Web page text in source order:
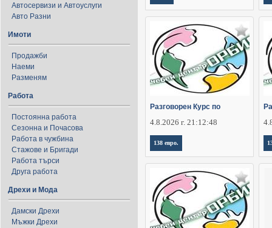
Автосервизи и Автоуслуги
Авто Разни
Имоти
Продажби
Наеми
Разменям
Работа
Постоянна работа
Сезонна и Почасова
Работа в чужбина
Стажове и Бригади
Работа търси
Друга работа
Дрехи и Мода
Дамски Дрехи
Мъжки Дрехи
Разговорен Курс по
4.8.2026 г. 21:12:48
138 евро.